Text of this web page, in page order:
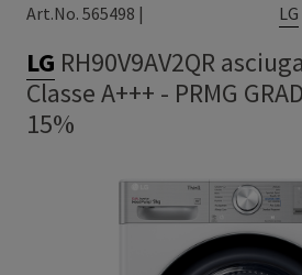
Art.No. 565498 |
LG
LG RH90V9AV2QR
Classe A+++ - PRMG
15%